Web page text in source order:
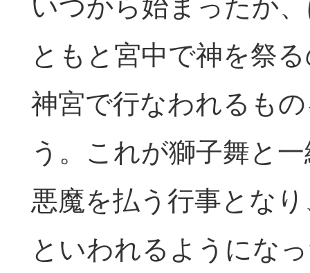
いつから始まったか
ともと宮中で神を祭
神宮で行なわれるも
う。これが獅子舞と
悪魔を払う行事とな
といわれるようにな